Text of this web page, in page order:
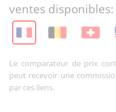
ventes disponibles:
Le comparateur de prix
peut recevoir une
par ces liens.